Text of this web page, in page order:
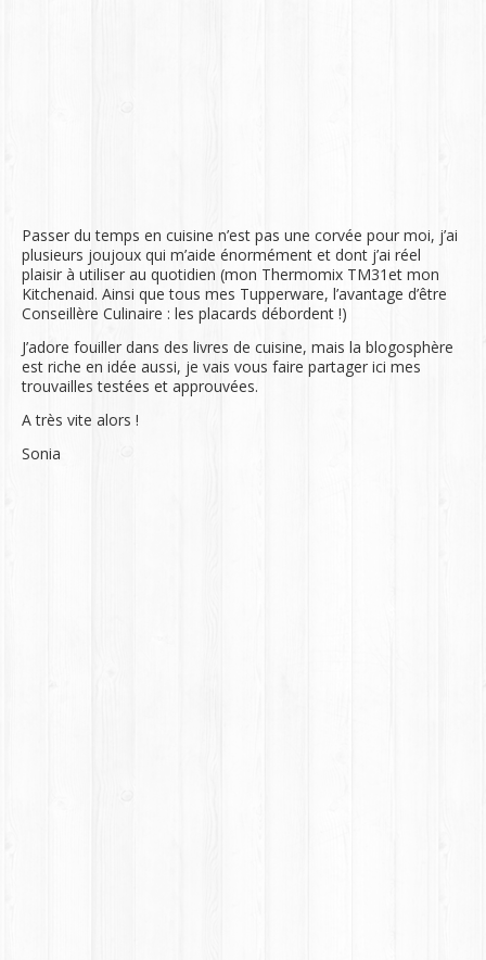
Passer du temps en cuisine n’est pas une corvée pour moi, j’ai
plusieurs joujoux qui m’aide énormément et dont j’ai réel
plaisir à utiliser au quotidien (mon Thermomix TM31et mon
Kitchenaid. Ainsi que tous mes Tupperware, l’avantage d’être
Conseillère Culinaire : les placards débordent !)
J’adore fouiller dans des livres de cuisine, mais la blogosphère
est riche en idée aussi, je vais vous faire partager ici mes
trouvailles testées et approuvées.
A très vite alors !
Sonia